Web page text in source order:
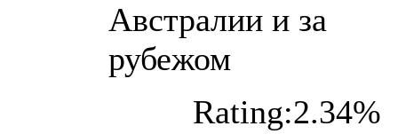
Австралии и за
рубежом
Rating:2.34%